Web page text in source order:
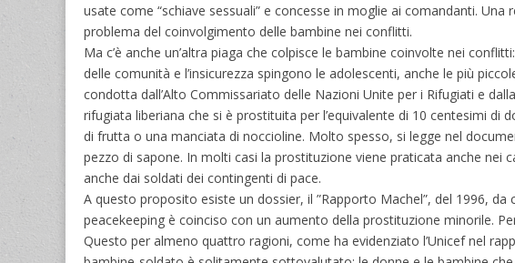
usate come “schiave sessuali” e concesse in moglie ai comandanti.
problema del coinvolgimento delle bambine nei conflitti.
Ma c’è anche un’altra piaga che colpisce le bambine coinvolte nei
delle comunità e l’insicurezza spingono le adolescenti, anche le più
condotta dall’Alto Commissariato delle Nazioni Unite per i Rifugiati e
rifugiata liberiana che si è prostituita per l’equivalente di 10 centesimi
di frutta o una manciata di noccioline. Molto spesso, si legge nel
pezzo di sapone. In molti casi la prostituzione viene praticata anche
anche dai soldati dei contingenti di pace.
A questo proposito esiste un dossier, il ”Rapporto Machel”, del 1996,
peacekeeping è coinciso con un aumento della prostituzione minorile.
Questo per almeno quattro ragioni, come ha evidenziato l’Unicef nel